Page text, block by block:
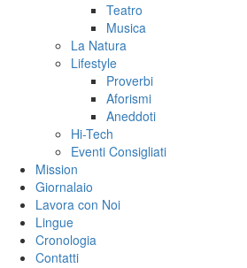
Teatro
Musica
La Natura
Lifestyle
Proverbi
Aforismi
Aneddoti
Hi-Tech
Eventi Consigliati
Mission
Giornalaio
Lavora con Noi
Lingue
Cronologia
Contatti